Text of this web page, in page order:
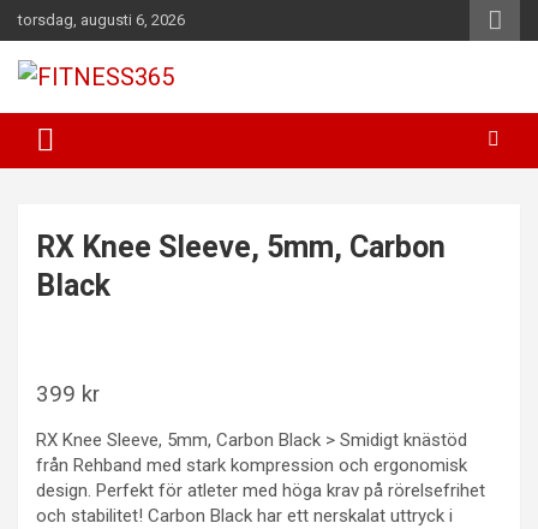
Hoppa
till
innehåll
torsdag, augusti 6, 2026
FITNESS365
RX Knee Sleeve, 5mm, Carbon
Black
399 kr
RX Knee Sleeve, 5mm, Carbon Black > Smidigt knästöd
från Rehband med stark kompression och ergonomisk
design. Perfekt för atleter med höga krav på rörelsefrihet
och stabilitet! Carbon Black har ett nerskalat uttryck i